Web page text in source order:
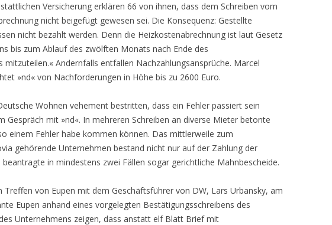
Versicherung erklären 66 von ihnen, dass dem Schreiben vom
nicht beigefügt gewesen sei. Die Konsequenz: Gestellte
nicht bezahlt werden. Denn die Heizkostenabrechnung ist laut Gesetz
bis zum Ablauf des zwölften Monats nach Ende des
mitzuteilen.« Andernfalls entfallen Nachzahlungsansprüche. Marcel
»nd« von Nachforderungen in Höhe bis zu 2600 Euro.
Wohnen vehement bestritten, dass ein Fehler passiert sein
Gespräch mit »nd«. In mehreren Schreiben an diverse Mieter betonte
einem Fehler habe kommen können. Das mittlerweile zum
gehörende Unternehmen bestand nicht nur auf der Zahlung der
in mindestens zwei Fällen sogar gerichtliche Mahnbescheide.
Treffen von Eupen mit dem Geschäftsführer von DW, Lars Urbansky, am
Eupen anhand eines vorgelegten Bestätigungsschreibens des
Unternehmens zeigen, dass anstatt elf Blatt Brief mit